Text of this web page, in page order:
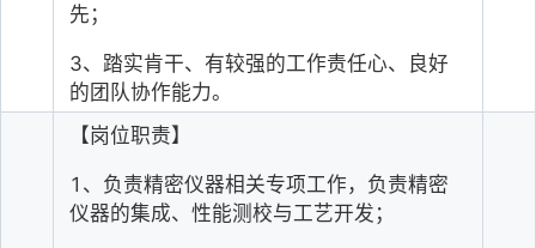
先；
3、踏实肯干、有较强的工作责任心、良好
的团队协作能力。
【岗位职责】
1 、负责精密仪器相关专项工作，负责精密
仪器的集成、性能测校与工艺开发；